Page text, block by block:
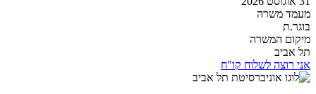
מעמד משרה
בוגר.ת
מיקום המשרה
תל אביב
אני רוצה לשלוח קו"ח